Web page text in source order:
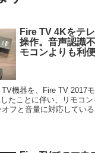
Fire TV 4Kをテ
操作。音声認識
モコンよりも利
機器を、Fire TV 2017
たことに伴い、リモコン
フと音量に対応してい